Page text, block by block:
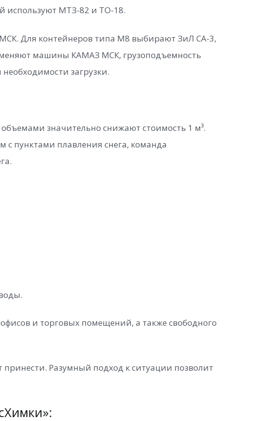
используют МТЗ-82 и ТО-18.
Для контейнеров типа М8 выбирают ЗиЛ СА-3,
машины КАМАЗ МСК, грузоподъемность
загрузки.
значительно снижают стоимость 1 м³.
с пунктами плавления снега, команда
и торговых помещений, а также свободного
принести. Разумный подход к ситуации позволит